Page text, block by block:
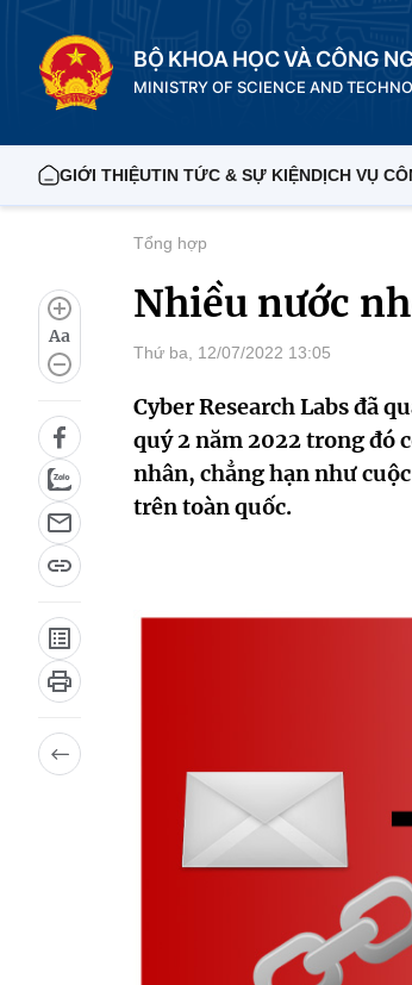
BỘ KHOA HỌC VÀ CÔNG
MINISTRY OF SCIENCE AND
GIỚI THIỆUTIN TỨC & SỰ KIỆNDỊCH VỤ
Aa
Tổng hợp
Nhiều nước
Thứ ba, 12/07/2022 13:05
Cyber Research Labs đã
quý 2 năm 2022 trong đó
nhân, chẳng hạn như
trên toàn quốc.